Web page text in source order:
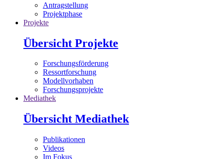
Antragstellung
Projektphase
Projekte
Übersicht Projekte
Forschungsförderung
Ressortforschung
Modellvorhaben
Forschungsprojekte
Mediathek
Übersicht Mediathek
Publikationen
Videos
Im Fokus